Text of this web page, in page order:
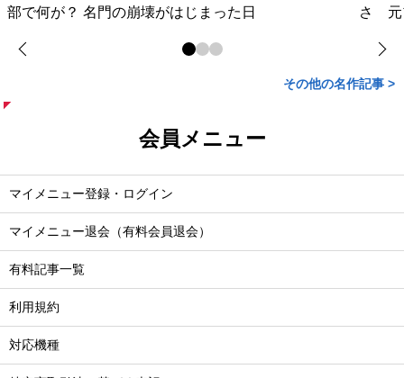
部で何が？ 名門の崩壊がはじまった日
さ 元
その他の名作記事 >
会員メニュー
マイメニュー登録・ログイン
マイメニュー退会（有料会員退会）
有料記事一覧
利用規約
対応機種